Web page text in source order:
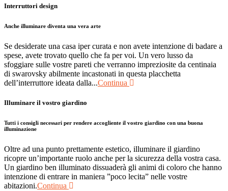
Interruttori design
Anche illuminare diventa una vera arte
Se desiderate una casa iper curata e non avete intenzione di badare a
spese, avete trovato quello che fa per voi. Un vero lusso da
sfoggiare sulle vostre pareti che verranno impreziosite da centinaia
di swarovsky abilmente incastonati in questa placchetta
dell’interruttore ideata dalla...Continua
Illuminare il vostro giardino
Tutti i consigli necessari per rendere accogliente il vostro giardino con una buona
illuminazione
Oltre ad una punto prettamente estetico, illuminare il giardino
ricopre un’importante ruolo anche per la sicurezza della vostra casa.
Un giardino ben illuminato dissuaderà gli animi di coloro che hanno
intenzione di entrare in maniera ”poco lecita” nelle vostre
abitazioni.Continua